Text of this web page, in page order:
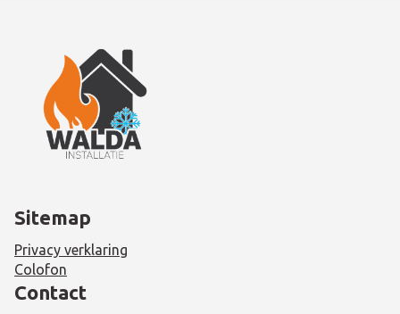
Sitemap
Privacy verklaring
Colofon
Contact